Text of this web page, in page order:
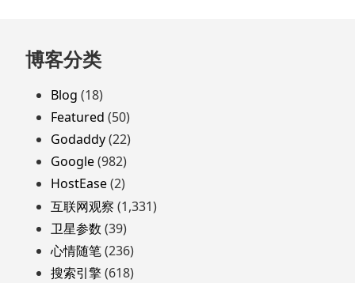
跳
至
页
脚
博客分类
Blog (18)
Featured (50)
Godaddy(22)
Google(982)
HostEase(2)
互联网观察 (1,331)
卫星参数 (39)
心情随笔(236)
搜索引擎(618)